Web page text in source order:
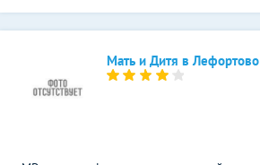
Мать и Дитя в Лефортово